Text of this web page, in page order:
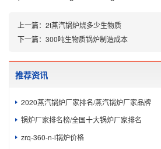
上一篇： 2t蒸汽锅炉烧多少生物质
下一篇： 300吨生物质锅炉制造成本
推荐资讯
2020蒸汽锅炉厂家排名/蒸汽锅炉厂家品牌
锅炉厂家排名榜/全国十大锅炉厂家排名
zrq-360-n-l锅炉价格